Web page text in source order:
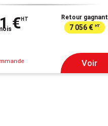
€ HT Retour gagnant
7 056 € HT
Voir